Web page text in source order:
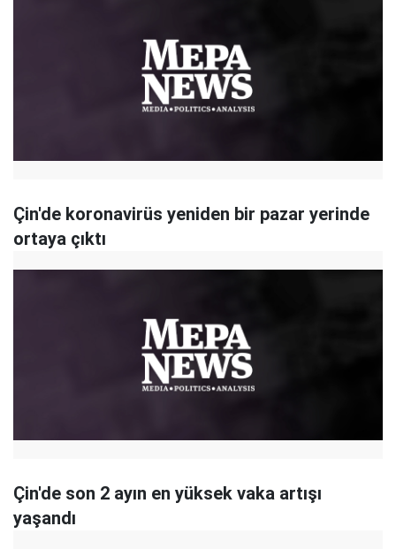
Çin'de koronavirüs yeniden bir pazar yerinde
ortaya çıktı
Çin'de son 2 ayın en yüksek vaka artışı
yaşandı